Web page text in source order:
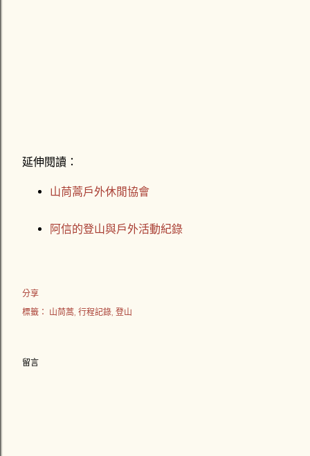
延伸閱讀：
山茼蒿戶外休閒協會
阿信的登山與戶外活動紀錄
分享
標籤： 山茼蒿 行程記錄 登山
留言